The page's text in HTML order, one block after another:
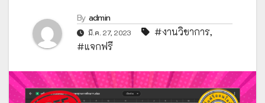
By admin
มี.ค. 27, 2023 #งานวิชาการ,
#แจกฟรี